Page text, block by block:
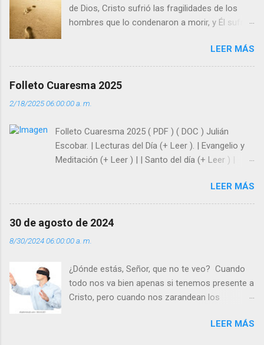
de Dios, Cristo sufrió las fragilidades de los
hombres que lo condenaron a morir, y Él sufrió
enseña Jesucristo? Que, si seguimos sus
huellas, sin ser superhombres, podemos
afrontar las adversidades con la fuerza y la luz
siempre está pendiente de nosotros. Amar es
y protegidos por nosotros. “ Señor, soy un
árbol sin frutos, pero tú me das la savia para
que al menos mis ramas y hojas den sombra
super hombre? - ¿Superas tu fragilidad con la
gracia de Dios? Julián Escobar. | Lecturas del
Día (+ Leer ). | Evangelio y Meditación (+ Leer ) |
LEER MÁS
Folleto Cuaresma 2025
2/18/2025 06:00:00 a. m.
Folleto Cuaresma 2025 ( PDF ) ( DOC ) Julián
Escobar. | Lecturas del Día (+ Leer ). | Evangelio y
Meditación (+ Leer ) | | Santo del día (+ Leer ) |
LEER MÁS
30 de agosto de 2024
8/30/2024 06:00:00 a. m.
¿Dónde estás, Señor, que no te veo? Cuando
todo nos va bien apenas si tenemos presente a
Cristo, pero cuando nos zarandean los
“¿Dónde estás, Señor, que no te veo, que me
LEER MÁS